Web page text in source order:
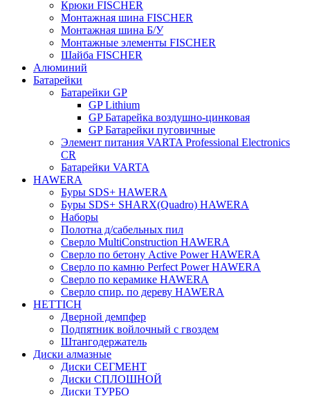
Крюки FISCHER
Монтажная шина FISCHER
Монтажная шина Б/У
Монтажные элементы FISCHER
Шайба FISCHER
Алюминий
Батарейки
Батарейки GP
GP Lithium
GP Батарейка воздушно-цинковая
GP Батарейки пуговичные
Элемент питания VARTA Professional Electronics
CR
Батарейки VARTA
HAWERA
Буры SDS+ HAWERA
Буры SDS+ SHARX(Quadro) HAWERA
Наборы
Полотна д/сабельных пил
Сверло MultiConstruction HAWERA
Сверло по бетону Active Power HAWERA
Сверло по камню Perfect Power HAWERA
Сверло по керамике HAWERA
Сверло спир. по дереву HAWERA
HETTICH
Дверной демпфер
Подпятник войлочный с гвоздем
Штангодержатель
Диски алмазные
Диски СЕГМЕНТ
Диски СПЛОШНОЙ
Диски ТУРБО